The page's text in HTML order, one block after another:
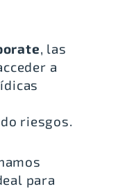
, las
a
riesgos.
para